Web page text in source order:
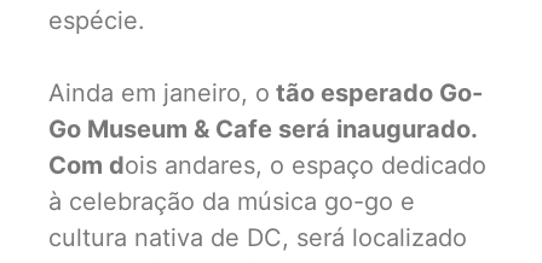
espécie.
Ainda em janeiro, o tão esperado Go-
Go Museum & Cafe será inaugurado.
Com dois andares, o espaço dedicado
à celebração da música go-go e
cultura nativa de DC, será localizado